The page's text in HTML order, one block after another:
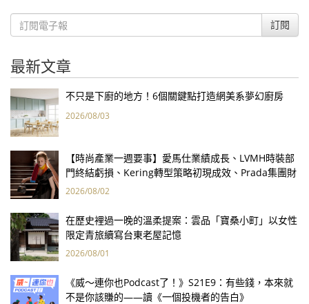
訂閱
最新文章
不只是下廚的地方！6個關鍵點打造網美系夢幻廚房
2026/08/03
【時尚產業一週要事】愛馬仕業績成長、LVMH時裝部
門終結虧損、Kering轉型策略初現成效、Prada集團財
報亮眼
2026/08/02
在歷史裡過一晚的溫柔提案：雲品「寶桑小町」以女性
限定青旅續寫台東老屋記憶
2026/08/01
《威～連你也Podcast了！》S21E9：有些錢，本來就
不是你該賺的——讀《一個投機者的告白》